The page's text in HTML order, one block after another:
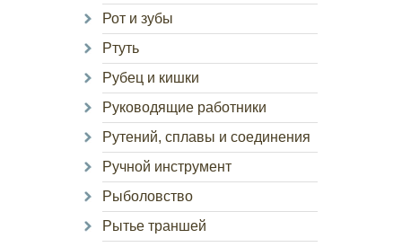
Рот и зубы
Ртуть
Рубец и кишки
Руководящие работники
Рутений, сплавы и соединения
Ручной инструмент
Рыболовство
Рытье траншей